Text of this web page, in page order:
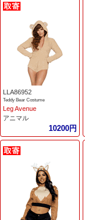
LLA86952
Teddy Bear Costume
Leg Avenue
アニマル
10200円